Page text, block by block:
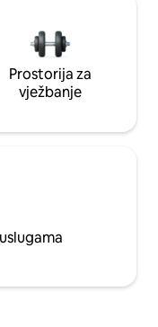
Prostorija za
vježbanje